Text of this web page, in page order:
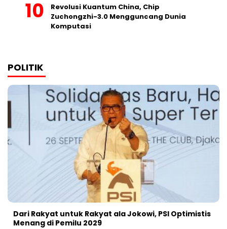
Revolusi Kuantum China, Chip
Zuchongzhi-3.0 Mengguncang Dunia
Komputasi
POLITIK
Dari Rakyat untuk Rakyat ala Jokowi, PSI Optimistis
Menang di Pemilu 2029